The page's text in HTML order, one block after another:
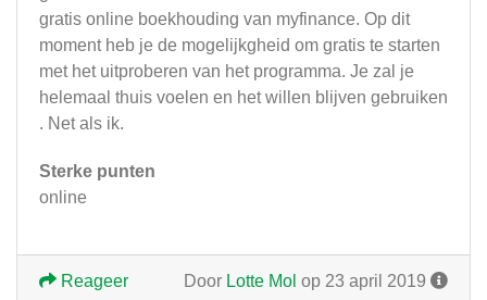
gratis online boekhouding van myfinance. Op dit
moment heb je de mogelijkgheid om gratis te starten
met het uitproberen van het programma. Je zal je
helemaal thuis voelen en het willen blijven gebruiken
. Net als ik.
Sterke punten
online
Door Lotte Mol op 23 april 2019
Reageer